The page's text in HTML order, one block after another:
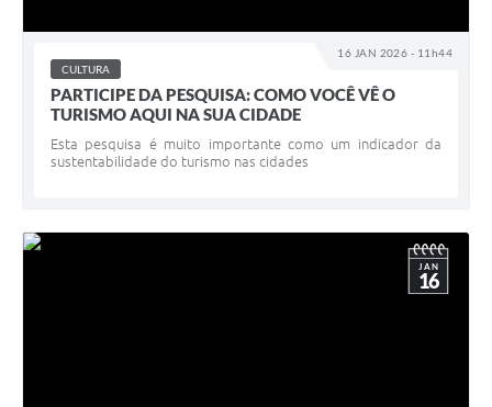
16 JAN 2026 - 11h44
CULTURA
PARTICIPE DA PESQUISA: COMO VOCÊ VÊ O
TURISMO AQUI NA SUA CIDADE
Esta pesquisa é muito importante como um indicador da
sustentabilidade do turismo nas cidades
JAN
16